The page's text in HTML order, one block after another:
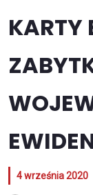
KARTY
4 września 2020